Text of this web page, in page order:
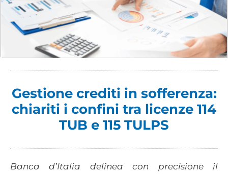
Gestione crediti in sofferenza:
chiariti i confini tra licenze 114
TUB e 115 TULPS
Banca d’Italia delinea con precisione il